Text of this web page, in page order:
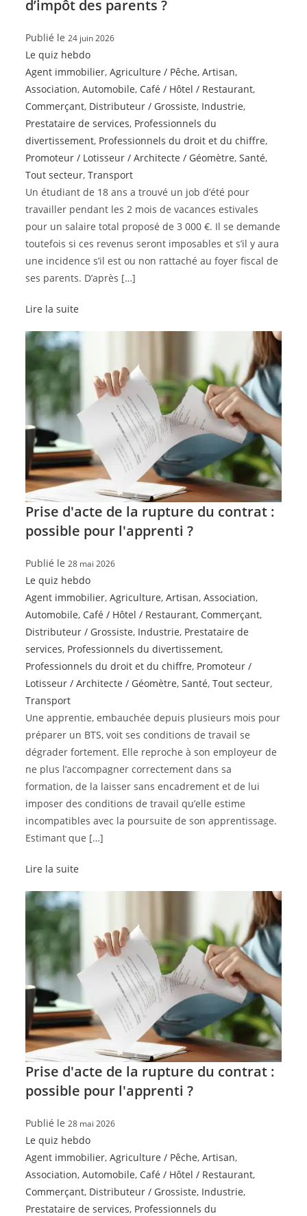
d’impôt des parents ?
Publié le24 juin 2026
Le quiz hebdo
Agent immobilier,Agriculture / Pêche,Artisan,
Association,Automobile, Café / Hôtel / Restaurant,
Commerçant, Distributeur / Grossiste, Industrie,
Prestataire de services, Professionnels du
divertissement, Professionnels du droit et du chiffre,
Promoteur / Lotisseur / Architecte / Géomètre,Santé,
Tout secteur,Transport
Un étudiant de 18 ans a trouvé un job d’été pour
travailler pendant les 2 mois de vacances estivales
pour un salaire total proposé de 3 000 €. Il se demande
toutefois si ces revenus seront imposables et s’il y aura
une incidence s’il est ou non rattaché au foyer fiscal de
ses parents. D’après […]
Lire la suite
Prise d'acte de la rupture du contrat :
possible pour l'apprenti ?
Publié le 28 mai 2026
Le quiz hebdo
Agent immobilier,Agriculture,Artisan,Association,
Automobile, Café / Hôtel / Restaurant, Commerçant,
Distributeur / Grossiste, Industrie, Prestataire de
services, Professionnels du divertissement,
Professionnels du droit et du chiffre, Promoteur /
Lotisseur / Architecte / Géomètre,Santé,Tout secteur,
Transport
Une apprentie, embauchée depuis plusieurs mois pour
préparer un BTS, voit ses conditions de travail se
dégrader fortement. Elle reproche à son employeur de
ne plus l’accompagner correctement dans sa
formation, de la laisser sans encadrement et de lui
imposer des conditions de travail qu’elle estime
incompatibles avec la poursuite de son apprentissage.
Estimant que […]
Lire la suite
Prise d'acte de la rupture du contrat :
possible pour l'apprenti ?
Publié le 28 mai 2026
Le quiz hebdo
Agent immobilier,Agriculture / Pêche,Artisan,
Association,Automobile, Café / Hôtel / Restaurant,
Commerçant, Distributeur / Grossiste, Industrie,
Prestataire de services, Professionnels du